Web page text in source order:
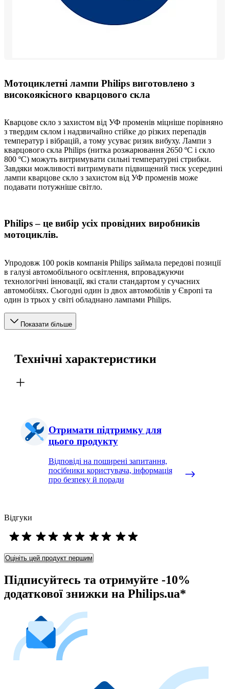
Мотоциклетні лампи Philips виготовлено з
високоякісного кварцового скла
Кварцове скло з захистом від УФ променів міцніше порівняно
з твердим склом і надзвичайно стійке до різких перепадів
температур і вібрацій, а тому усуває ризик вибуху. Лампи з
кварцового скла Philips (нитка розжарювання 2650 ºC і скло
800 ºC) можуть витримувати сильні температурні стрибки.
Завдяки можливості витримувати підвищений тиск усередині
лампи кварцове скло з захистом від УФ променів може
подавати потужніше світло.
Philips – це вибір усіх провідних виробників
мотоциклів.
Упродовж 100 років компанія Philips займала передові позиції
в галузі автомобільного освітлення, впроваджуючи
технологічні інновації, які стали стандартом у сучасних
автомобілях. Сьогодні один із двох автомобілів у Європі та
один із трьох у світі обладнано лампами Philips.
Показати більше
Технічні характеристики
Отримати підтримку для
цього продукту
Відповіді на поширені запитання,
посібники користувача, інформація
про безпеку й поради
Відгуки
Оцініть цей продукт першим
Підписуйтесь та отримуйте -10%
додаткової знижки на Philips.ua*